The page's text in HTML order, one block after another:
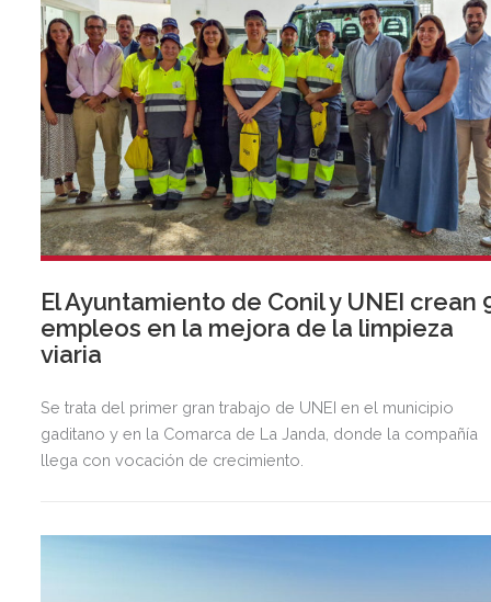
El Ayuntamiento de Conil y UNEI crean
empleos en la mejora de la limpieza
viaria
Se trata del primer gran trabajo de UNEI en el municipio
gaditano y en la Comarca de La Janda, donde la compañía
llega con vocación de crecimiento.